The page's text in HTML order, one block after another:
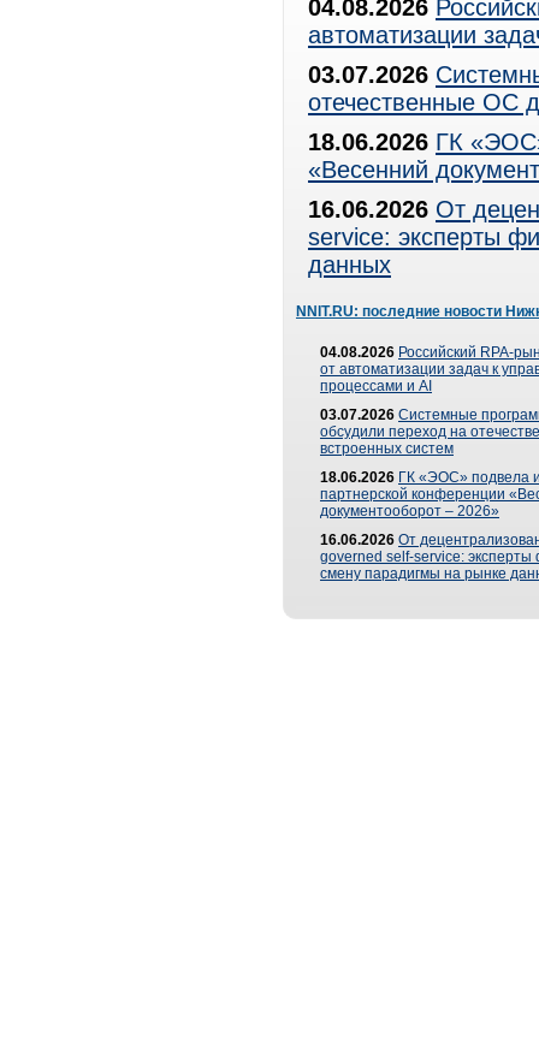
04.08.2026
автоматизации
03.07.2026
отечественные ОС
18.06.2026 ГК
«Весенний
16.06.2026 От
service: эксперты
данных
NNIT.RU: последние новости
04.08.2026 Российский RPA-
от автоматизации задач к
процессами и AI
03.07.2026 Системные
обсудили переход на
встроенных систем
18.06.2026 ГК «ЭОС» подвела
партнерской конференции
документооборот – 2026»
16.06.2026 От
governed self-service: эксперты
смену парадигмы на рынке